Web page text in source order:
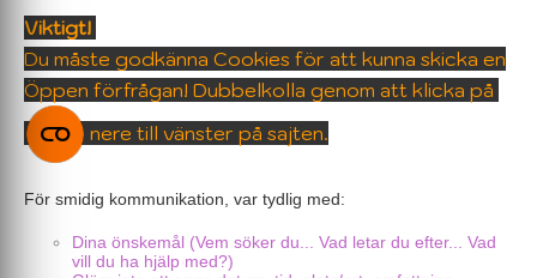
Viktigt!
Du måste godkänna Cookies för att kunna skicka en
Öppen förfrågan! Dubbelkolla genom att klicka på
nere till vänster på sajten.
För smidig kommunikation, var tydlig med:
Dina önskemål (Vem söker du... Vad letar du efter... Vad
vill du ha hjälp med?)